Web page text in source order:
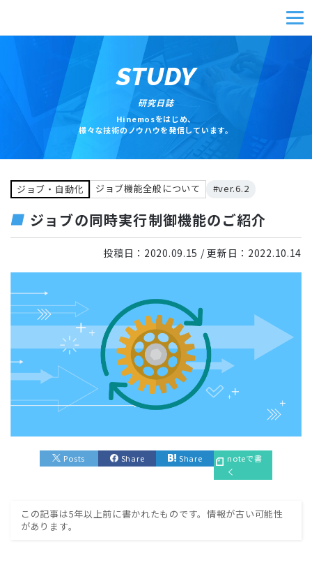
STUDY
研究日誌
Hinemosをはじめ、
様々な技術のノウハウを発信しています。
ジョブ・自動化 ジョブ機能全般について #ver.6.2
ジョブの同時実行制御機能のご紹介
投稿日： 2020.09.15 / 更新日： 2022.10.14
Posts Share Share
noteで書
く
この記事は5年以上前に書かれたものです。情報が古い可能性
があります。